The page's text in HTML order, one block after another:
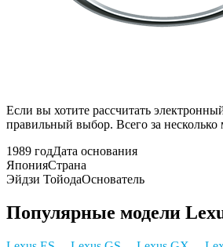
Если вы хотите рассчитать
правильный выбор. Всего за
1989 годДата основания
ЯпонияСтрана
Эйдзи ТойодаОснователь
Популярные модели